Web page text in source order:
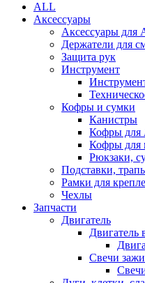
ALL
Аксессуары
Аксессуары для
Держатели для
Защита рук
Инструмент
Кофры и сумки
Канистры
Кофры для
Кофры для
Рюкзаки,
Подставки,
Рамки для
Чехлы
Запчасти
Двигатель
Двигатель
Свечи